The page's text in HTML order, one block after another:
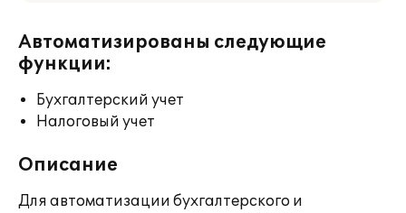
Автоматизированы следующие
функции:
Бухгалтерский учет
Налоговый учет
Описание
Для автоматизации бухгалтерского и